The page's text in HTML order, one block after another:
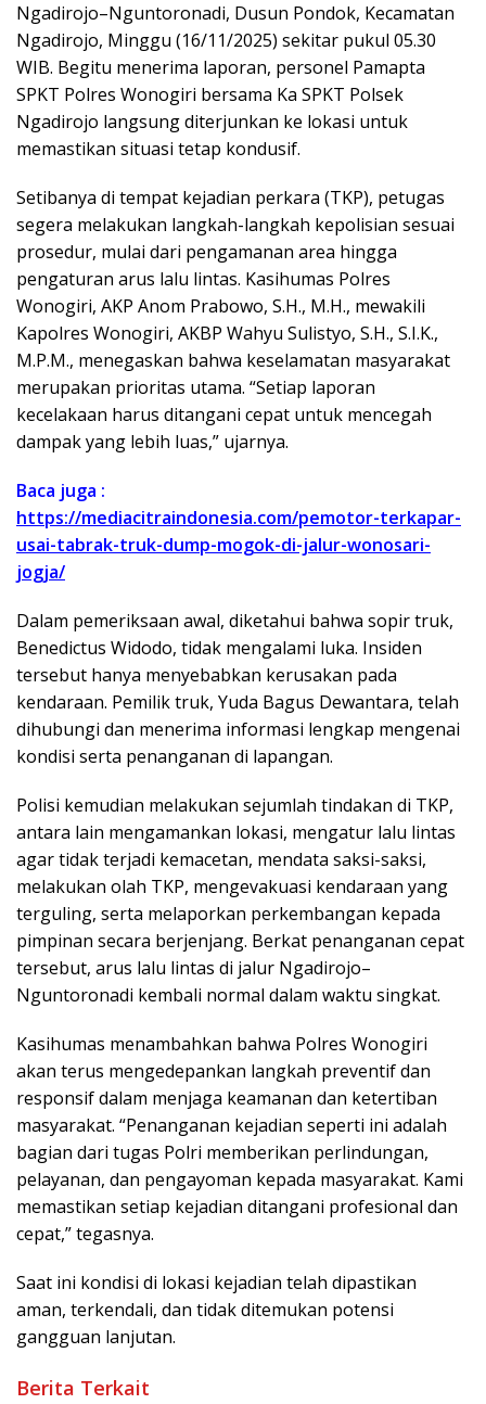
Ngadirojo–Nguntoronadi, Dusun Pondok, Kecamatan
Ngadirojo, Minggu (16/11/2025) sekitar pukul 05.30
WIB. Begitu menerima laporan, personel Pamapta
SPKT Polres Wonogiri bersama Ka SPKT Polsek
Ngadirojo langsung diterjunkan ke lokasi untuk
memastikan situasi tetap kondusif.
Setibanya di tempat kejadian perkara (TKP), petugas
segera melakukan langkah-langkah kepolisian sesuai
prosedur, mulai dari pengamanan area hingga
pengaturan arus lalu lintas. Kasihumas Polres
Wonogiri, AKP Anom Prabowo, S.H., M.H., mewakili
Kapolres Wonogiri, AKBP Wahyu Sulistyo, S.H., S.I.K.,
M.P.M., menegaskan bahwa keselamatan masyarakat
merupakan prioritas utama. “Setiap laporan
kecelakaan harus ditangani cepat untuk mencegah
dampak yang lebih luas,” ujarnya.
Baca juga :
https://mediacitraindonesia.com/pemotor-terkapar-
usai-tabrak-truk-dump-mogok-di-jalur-wonosari-
jogja/
Dalam pemeriksaan awal, diketahui bahwa sopir truk,
Benedictus Widodo, tidak mengalami luka. Insiden
tersebut hanya menyebabkan kerusakan pada
kendaraan. Pemilik truk, Yuda Bagus Dewantara, telah
dihubungi dan menerima informasi lengkap mengenai
kondisi serta penanganan di lapangan.
Polisi kemudian melakukan sejumlah tindakan di TKP,
antara lain mengamankan lokasi, mengatur lalu lintas
agar tidak terjadi kemacetan, mendata saksi-saksi,
melakukan olah TKP, mengevakuasi kendaraan yang
terguling, serta melaporkan perkembangan kepada
pimpinan secara berjenjang. Berkat penanganan cepat
tersebut, arus lalu lintas di jalur Ngadirojo–
Nguntoronadi kembali normal dalam waktu singkat.
Kasihumas menambahkan bahwa Polres Wonogiri
akan terus mengedepankan langkah preventif dan
responsif dalam menjaga keamanan dan ketertiban
masyarakat. “Penanganan kejadian seperti ini adalah
bagian dari tugas Polri memberikan perlindungan,
pelayanan, dan pengayoman kepada masyarakat. Kami
memastikan setiap kejadian ditangani profesional dan
cepat,” tegasnya.
Saat ini kondisi di lokasi kejadian telah dipastikan
aman, terkendali, dan tidak ditemukan potensi
gangguan lanjutan.
Berita Terkait